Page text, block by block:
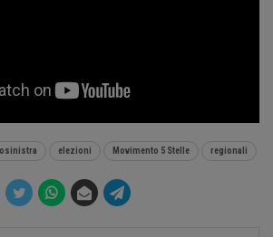
elezioni Movimento 5 Stelle regionali